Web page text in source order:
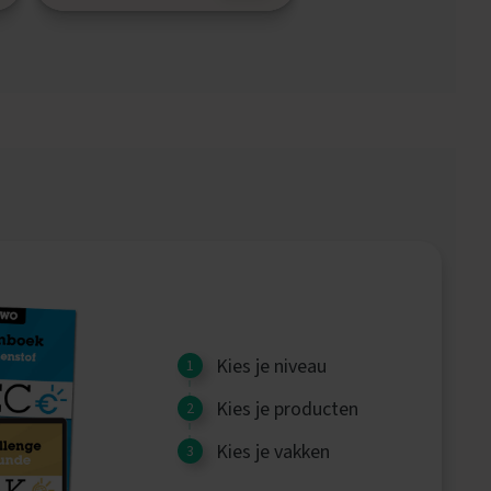
Kies je niveau
Kies je producten
Kies je vakken